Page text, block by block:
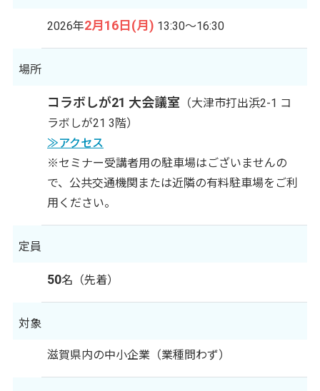
2026年2月16日(月) 13:30～16:30
場所
コラボしが21 大会議室 （大津市打出浜2-1 コ
ラボしが21 3階）
≫アクセス
※セミナー受講者用の駐車場はございませんの
で、公共交通機関または近隣の有料駐車場をご利
用ください。
定員
50名（先着）
対象
滋賀県内の中小企業（業種問わず）